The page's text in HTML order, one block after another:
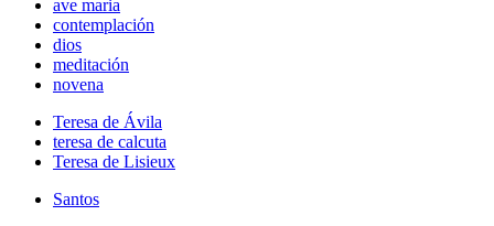
ave maria
contemplación
dios
meditación
novena
Teresa de Ávila
teresa de calcuta
Teresa de Lisieux
Santos